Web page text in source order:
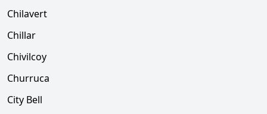
Chilavert
Chillar
Chivilcoy
Churruca
City Bell